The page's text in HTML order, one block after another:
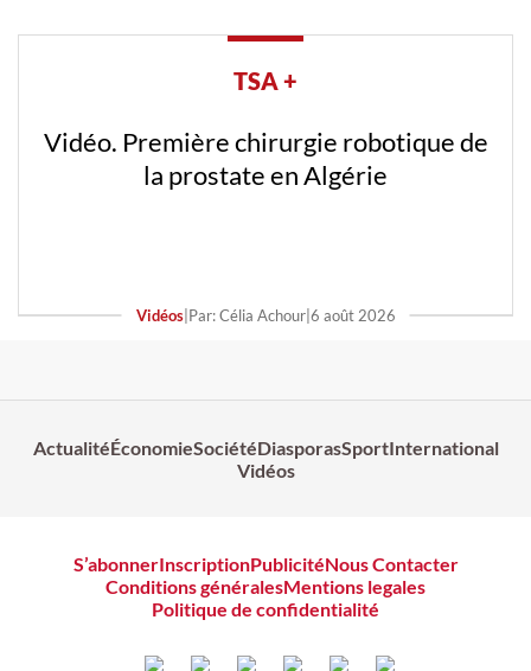
TSA +
Vidéo. Première chirurgie robotique de
la prostate en Algérie
Vidéos| Par: Célia Achour| 6 août 2026
ActualitéÉconomieSociétéDiasporasSportInternational
Vidéos
S’abonnerInscriptionPublicitéNous Contacter
Conditions généralesMentions legales
Politique de confidentialité